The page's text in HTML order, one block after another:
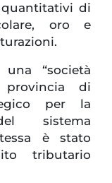
di
oro e
“società
provincia di
per la
sistema
è stato
tributario